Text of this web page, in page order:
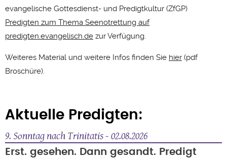
evangelische Gottesdienst- und Predigtkultur (ZfGP)
Predigten zum Thema Seenotrettung auf
predigten.evangelisch.de zur Verfügung.
Weiteres Material und weitere Infos finden Sie hier (pdf
Broschüre).
Aktuelle Predigten:
9. Sonntag nach Trinitatis - 02.08.2026
Erst. gesehen. Dann gesandt. Predigt